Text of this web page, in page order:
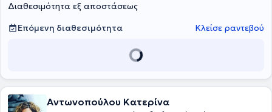
Διαθεσιμότητα εξ αποστάσεως
Επόμενη διαθεσιμότητα
Κλείσε ραντεβού
Αντωνοπούλου Κατερίνα